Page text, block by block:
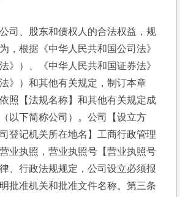
司、股东和债权人的合法权益，规
，根据《中华人民共和国公司法》
》）、《中华人民共和国证券法》
》）和其他有关规定，制订本章
照【法规名称】和其他有关规定成
以下简称公司）。公司【设立方
登记机关所在地名】工商行政管理
业执照，营业执照号【营业执照号
、行政法规规定，公司设立必须报
批准机关和批准文件名称。第三条